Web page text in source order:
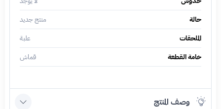
حالة
منتج جديد
الملحقات
علبة
خامة القطعة
قماش
وصف المنتج